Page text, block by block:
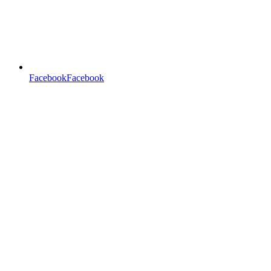
FacebookFacebook